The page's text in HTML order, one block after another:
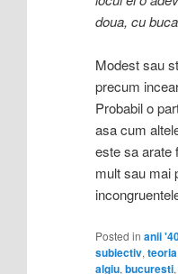
doua, cu
Modest sau
precum
Probabil o
asa cum
este sa arate
mult sau mai
Posted in anii
subiectiv,
algiu, bucuresti,